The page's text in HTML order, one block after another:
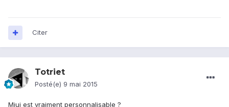
Citer
Totriet
Posté(e) 9 mai 2015
Miui est vraiment personnalisable ?